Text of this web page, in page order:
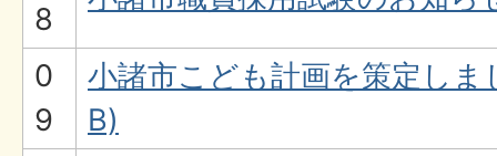
8
0
9
小諸市こども計画を策定しま
B)